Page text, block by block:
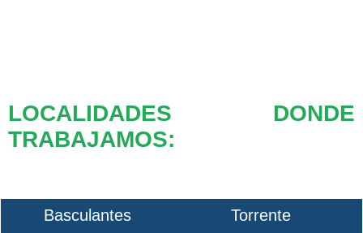
LOCALIDADES DONDE
TRABAJAMOS:
Basculantes
Torrente